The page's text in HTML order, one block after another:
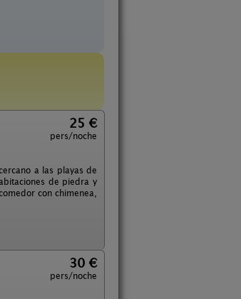
25 €
pers/noche
a las playas de
de piedra y
con chimenea,
30 €
pers/noche